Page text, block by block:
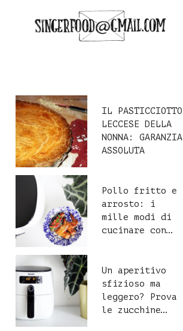
IL PASTICCIOTTO
LECCESE DELLA
NONNA: GARANZIA
ASSOLUTA
Pollo fritto e
arrosto: i
mille modi di
cucinare con…
Un aperitivo
sfizioso ma
leggero? Prova
le zucchine…